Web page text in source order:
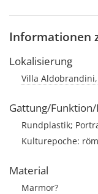
Informationen
Lokalisierung
Villa
Gattung/
Rundplastik;
Kulturepoche:
Material
Marmor?